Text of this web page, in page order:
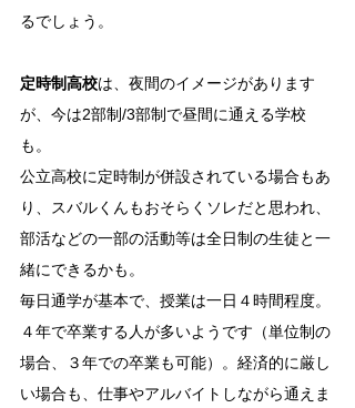
るでしょう。
定時制高校は、夜間のイメージがあります
が、今は2部制/3部制で昼間に通える学校
も 。
公立高校に定時制が併設されている場合もあ
り、スバルくんもおそらくソレだと思われ、
部活などの一部の活動等は全日制の生徒と一
緒にできるかも。
毎日通学が基本で、授業は一日４時間程度。
４年で卒業する人が多いようです（単位制の
場合、３年での卒業も可能）。経済的に厳し
い場合も、仕事やアルバイトしながら通えま